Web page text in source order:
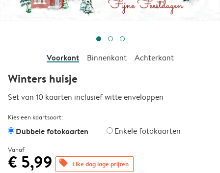
Voorkant Binnenkant Achterkant
Winters huisje
Set van 10 kaarten inclusief witte enveloppen
Kies een kaartsoort:
Dubbele fotokaarten Enkele fotokaarten
Vanaf
€ 5,99 offers Elke dag lage prijzen